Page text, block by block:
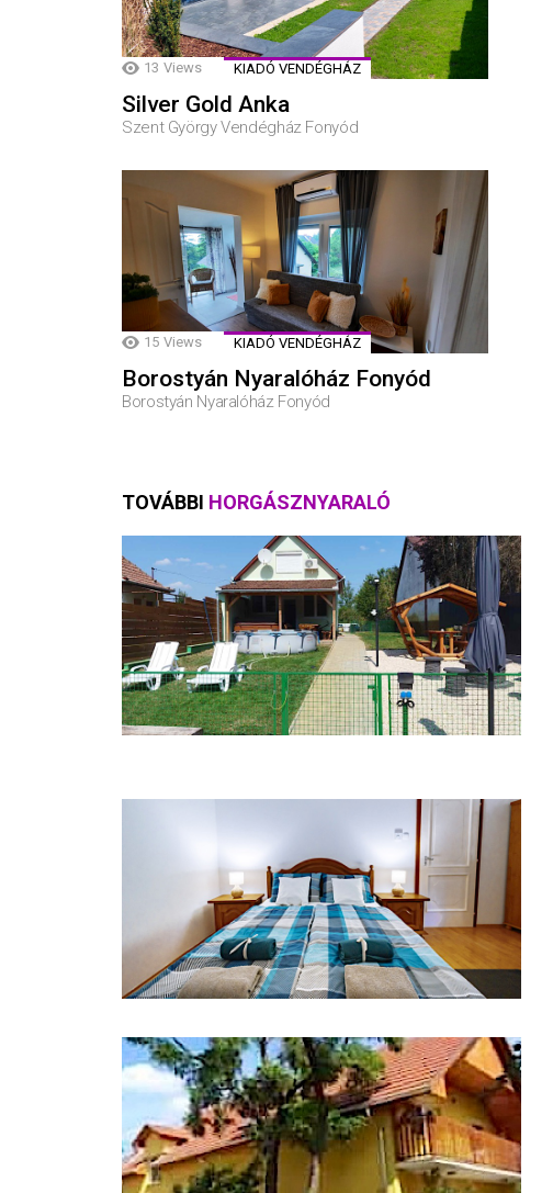
13 Views KIADÓ VENDÉGHÁZ
Silver Gold Anka
Szent György Vendégház Fonyód
15 Views KIADÓ VENDÉGHÁZ
Borostyán Nyaralóház Fonyód
Borostyán Nyaralóház Fonyód
TOVÁBBI HORGÁSZNYARALÓ